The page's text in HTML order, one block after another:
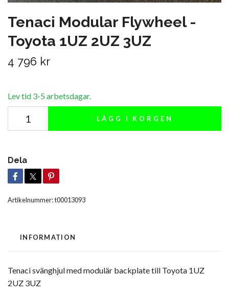
Tenaci Modular Flywheel -
Toyota 1UZ 2UZ 3UZ
4 796 kr
Lev tid 3-5 arbetsdagar.
LÄGG I KORGEN
Dela
Artikelnummer:t00013093
INFORMATION
Tenaci svänghjul med modulär backplate till Toyota 1UZ
2UZ 3UZ